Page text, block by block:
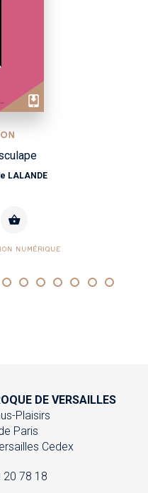
LALANDE
NUMÉRIQUE
DE VERSAILLES
Plaisirs
Paris
Cedex
78 18